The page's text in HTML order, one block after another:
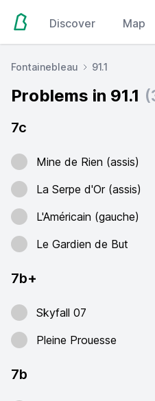
Discover Map
Fontainebleau 91.1
Problems in 91.1
7c
Mine de Rien (assis)
La Serpe d'Or (assis)
L'Américain (gauche)
Le Gardien de But
7b+
Skyfall 07
Pleine Prouesse
7b